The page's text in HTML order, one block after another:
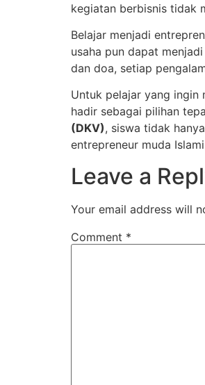
kegiatan berbisnis tidak
Belajar menjadi
usaha pun dapat
dan doa, setiap
Untuk pelajar yang ingin
hadir sebagai pilihan
(DKV), siswa tidak
entrepreneur muda
Leave a
Your email address will
Comment *